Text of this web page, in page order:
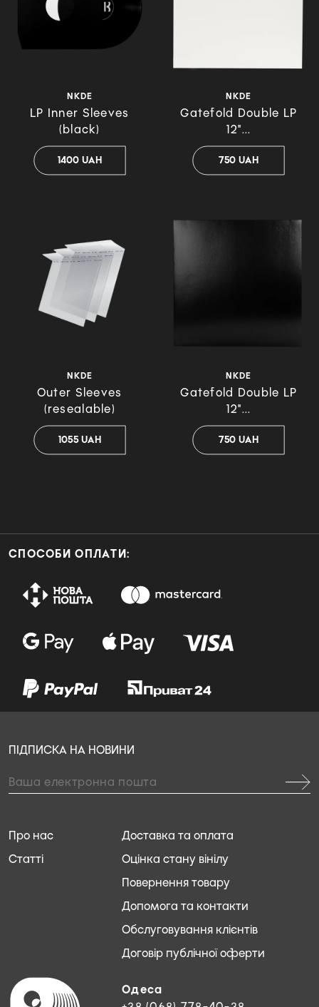
NKDE
LP Inner Sleeves
(black)
1400 UAH
NKDE
Gatefold Double LP
12"...
750 UAH
NKDE
Outer Sleeves
(resealable)
1055 UAH
NKDE
Gatefold Double LP
12"...
750 UAH
СПОСОБИ ОПЛАТИ:
Одеса
Доставка та оплата
Оцінка стану вінілу
Повернення товару
Допомога та контакти
Обслуговування клієнтів
Договір публічної оферти
Про нас
Статті
ПІДПИСКА НА НОВИНИ